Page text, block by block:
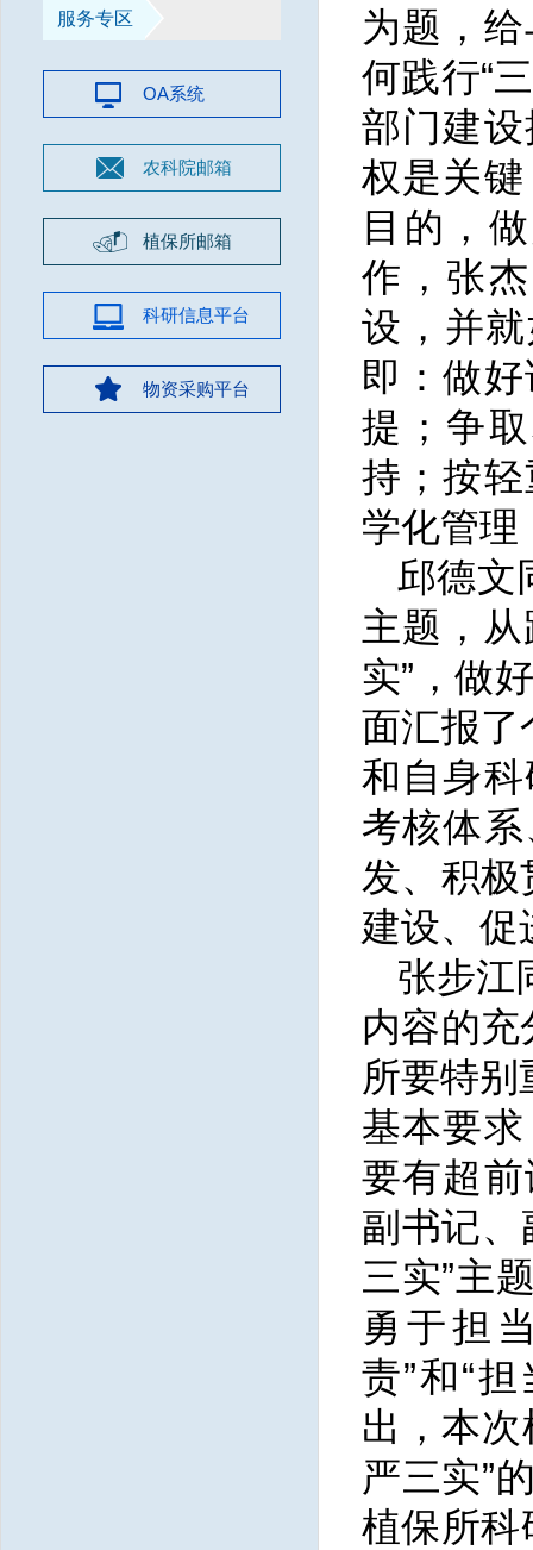
服务专区
OA系统
农科院邮箱
植保所邮箱
科研信息平台
物资采购平台
为题，
何践行“
部门建
权是关
目的，
作，张
设，并
即：做
提；争
持；按
学化管理
邱德文
主题，
实”，做
面汇报了
和自身
考核体
发、积极
建设、促
张步江
内容的充
所要特别
基本要
要有超
副书记、
三实”主
勇于担
责”和“
出，本
严三实”
植保所科